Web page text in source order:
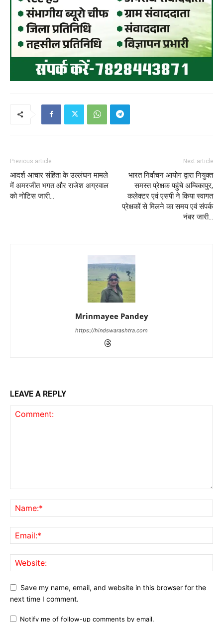
Previous article
आदर्श आचार संहिता के उल्लंघन मामले
में अमरजीत भगत और राजेश अग्रवाल
को नोटिस जारी…
Next article
भारत निर्वाचन आयोग द्वारा नियुक्त
समस्त प्रेक्षक पहुंचे अम्बिकापुर,
कलेक्टर एवं एसपी ने किया स्वागत
प्रेक्षकों से मिलने का समय एवं संपर्क
नंबर जारी…
Mrinmayee Pandey
https://hindswarashtra.com
LEAVE A REPLY
Save my name, email, and website in this browser for the
next time I comment.
Notify me of follow-up comments by email.